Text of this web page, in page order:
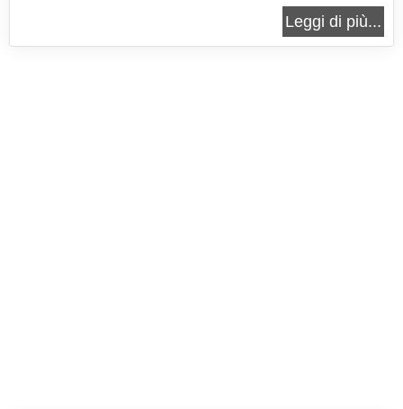
primo morso, grazie a una combinazione di sapori
e consistenze che parla direttamente al cuore degli
Leggi di più...